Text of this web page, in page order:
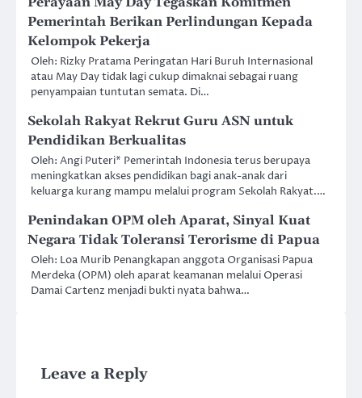
Pemerintah Berikan Perlindungan Kepada
Kelompok Pekerja
Oleh: Rizky Pratama Peringatan Hari Buruh Internasional
atau May Day tidak lagi cukup dimaknai sebagai ruang
penyampaian tuntutan semata. Di…
Sekolah Rakyat Rekrut Guru ASN untuk
Pendidikan Berkualitas
Oleh: Angi Puteri* Pemerintah Indonesia terus berupaya
meningkatkan akses pendidikan bagi anak-anak dari
keluarga kurang mampu melalui program Sekolah Rakyat.…
Penindakan OPM oleh Aparat, Sinyal Kuat
Negara Tidak Toleransi Terorisme di Papua
Oleh: Loa Murib Penangkapan anggota Organisasi Papua
Merdeka (OPM) oleh aparat keamanan melalui Operasi
Damai Cartenz menjadi bukti nyata bahwa…
Leave a Reply